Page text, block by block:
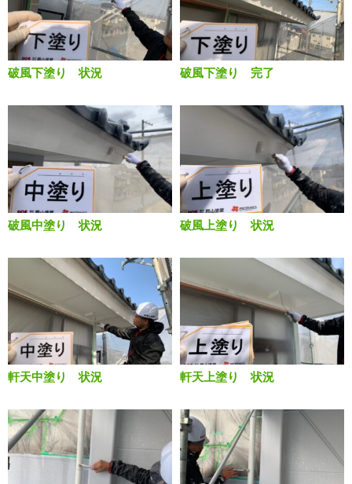
破風下塗り 状況 破風下塗り 完了
破風中塗り 状況 破風上塗り 状況
軒天中塗り 状況 軒天上塗り 状況